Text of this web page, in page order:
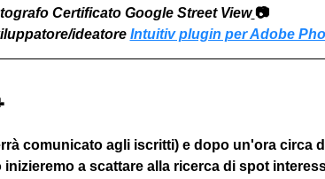
Certificato Google Street View 📷
ideatore Intuitiv plugin per Adobe
comunicato agli iscritti) e dopo un'ora circa
inizieremo a scattare alla ricerca di spot